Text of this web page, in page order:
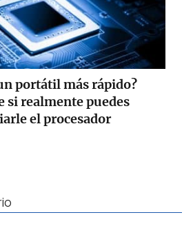
portátil más rápido?
si realmente puedes
el procesador